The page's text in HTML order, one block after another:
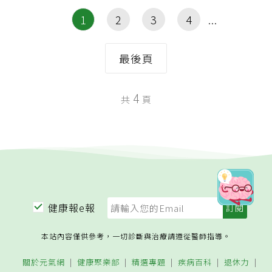
1 2 3 4
最後頁
共 4 頁
健康報e報
本站內容僅供參考，一切診斷與治療請遵從醫師指導。
關於元氣網 健康聚樂部 精選專題 疾病百科 退休力